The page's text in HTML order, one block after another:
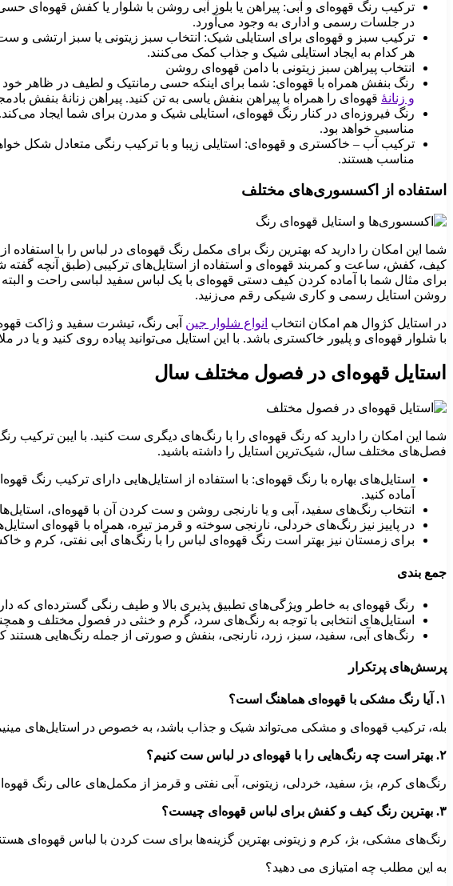
ترکیب رنگ قهوه‌ای و آبی: پیراهن یا بلوز آبی روشن با شلوار یا کفش قهوه‌ای
در جلسات رسمی و اداری به وجود می‌آورد.
ترکیب سبز و قهوه‌ای برای استایلی شیک: انتخاب سبز زیتونی یا سبز ارتشی و
هر کدام به ایجاد استایلی شیک و جذاب کمک می‌کنند.
انتخاب پیراهن سبز زیتونی با دامن قهوه‌ای روشن
رنگ بنفش همراه با قهوه‌ای: شما برای اینکه حسی رمانتیک و لطیف در ظاهر خود
و زنانۀ قهوه‌ای را همراه با پیراهن بنفش یاسی به تن کنید. پیراهن زنانۀ بنفش
رنگ فیروزه‌ای در کنار رنگ قهوه‌ای، استایلی شیک و مدرن برای شما ایجاد
مناسبی خواهد بود.
ترکیب آب – خاکستری و قهوه‌ای: استایلی زیبا و با ترکیب رنگی متعادل شکل
مناسب هستند.
استفاده از اکسسوری‌های مختلف
شما این امکان را دارید که بهترین رنگ برای مکمل رنگ قهوه‌‍ای در لباس را با
کیف، کفش، ساعت و کمربند قهوه‌ای و استفاده از استایل‌های ترکیبی (طبق آنچه
برای مثال شما با آماده کردن کیف دستی قهوه‌ای با یک لباس سفید لباسی راحت و
روشن استایل رسمی و کاری شیکی رقم می‌زنید.
در استایل کژوال هم امکان انتخاب انواع شلوار جین آبی رنگ، تیشرت سفید و ژاکت
با شلوار قهوه‌ای و پلیور خاکستری باشد. با این استایل می‌توانید پیاده روی کنید و یا
استایل قهوه‌ای در فصول مختلف سال
شما این امکان را دارید که رنگ قهوه‌ای را با رنگ‌های دیگری ست کنید. با ایبن ترکیب
فصل‌های مختلف سال، شیک‌ترین استایل را داشته باشید.
استایل‌های بهاره با رنگ قهوه‌ای: با استفاده از استایل‌هایی دارای ترکیب رنگ
آماده کنید.
انتخاب رنگ‌های سفید، آبی و یا نارنجی روشن و ست کردن آن با قهوه‌ای،
در پاییز نیز رنگ‌های خردلی، نارنجی سوخته و قرمز تیره، همراه با قهوه‌ای
برای زمستان نیز بهتر است رنگ قهوه‌ای لباس را با رنگ‌های آبی نفتی، کرم و
جمع بندی
رنگ قهوه‌ای به خاطر ویژگی‌های تطبیق‌ پذیری بالا و طیف رنگی گسترده‌ای که
استایل‌های انتخابی با توجه به رنگ‌های سرد، گرم و خنثی در فصول مختلف و
رنگ‌های آبی، سفید، سبز، زرد، نارنجی، بنفش و صورتی از جمله رنگ‌هایی هستند
پرسش‌های پرتکرار
۱. آیا رنگ مشکی با قهوه‌ای هماهنگ است؟
بله، ترکیب قهوه‌ای و مشکی می‌تواند شیک و جذاب باشد، به‌ خصوص در استایل‌های
۲. بهتر است چه رنگ‌هایی را با قهوه‌ای در لباس ست کنیم؟
رنگ‌های کرم، بژ، سفید، خردلی، زیتونی، آبی نفتی و قرمز از مکمل‌های عالی رنگ
۳. بهترین رنگ کیف و کفش برای لباس قهوه‌ای چیست؟
رنگ‌های مشکی، بژ، کرم و زیتونی بهترین گزینه‌ها برای ست کردن با لباس قهوه‌ای
به این مطلب چه امتیازی می دهید؟